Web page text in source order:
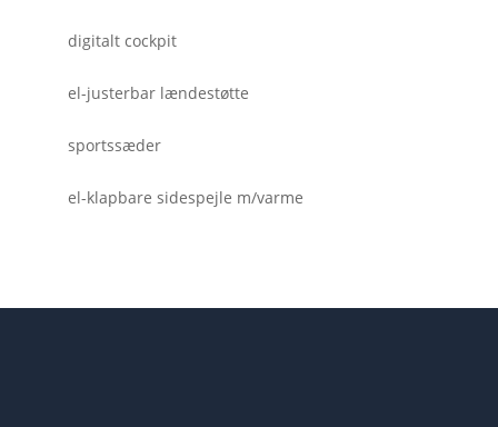
digitalt cockpit
el-justerbar lændestøtte
sportssæder
el-klapbare sidespejle m/varme